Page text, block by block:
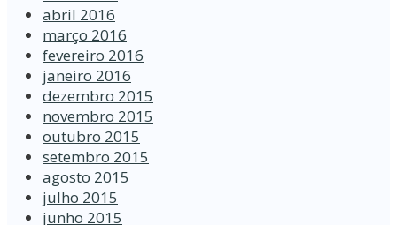
abril 2016
março 2016
fevereiro 2016
janeiro 2016
dezembro 2015
novembro 2015
outubro 2015
setembro 2015
agosto 2015
julho 2015
junho 2015